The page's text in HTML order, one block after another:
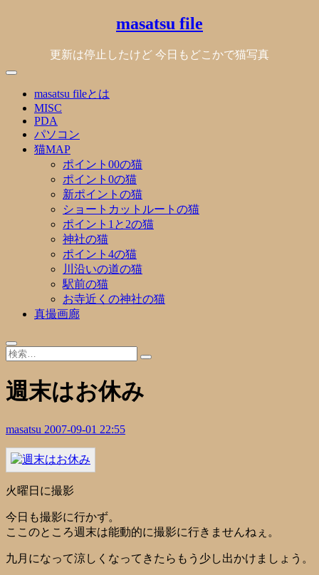
masatsu file
更新は停止したけど 今日もどこかで猫写真
masatsu fileとは
MISC
PDA
パソコン
猫MAP
ポイント00の猫
ポイント0の猫
新ポイントの猫
ショートカットルートの猫
ポイント1と2の猫
神社の猫
ポイント4の猫
川沿いの道の猫
駅前の猫
お寺近くの神社の猫
真撮画廊
週末はお休み
masatsu 2007-09-01 22:55
火曜日に撮影
今日も撮影に行かず。
ここのところ週末は能動的に撮影に行きませんねぇ。
九月になって涼しくなってきたらもう少し出かけましょう。